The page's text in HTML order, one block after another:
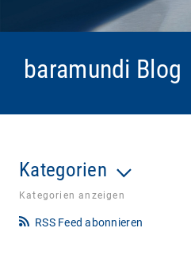
baramundi Blog
Kategorien
Kategorien anzeigen
RSS Feed abonnieren